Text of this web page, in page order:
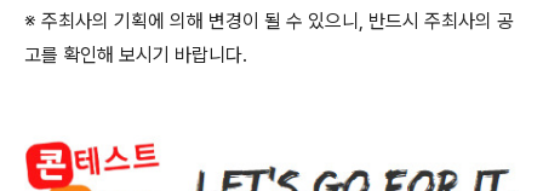
※ 주최사의 기획에 의해 변경이 될 수 있으니 , 반드시 주최사의 공
고를 확인해 보시기 바랍니다.